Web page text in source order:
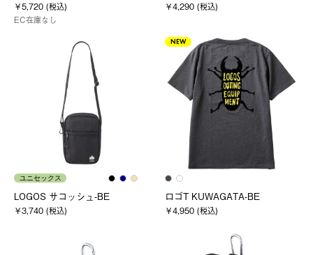
￥5,720 (税込)
EC在庫なし
￥4,290 (税込)
ユニセックス
LOGOS サコッシュ-BE
￥3,740 (税込)
NEW
ロゴT KUWAGATA-BE
￥4,950 (税込)